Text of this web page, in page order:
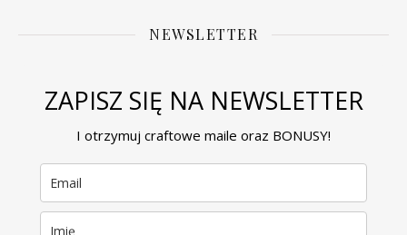
NEWSLETTER
ZAPISZ SIĘ NA NEWSLETTER
I otrzymuj craftowe maile oraz BONUSY!